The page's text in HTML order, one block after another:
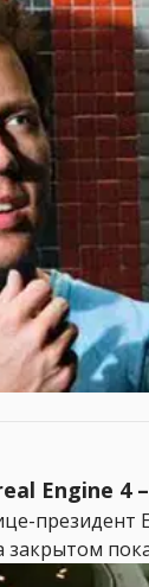
Engine 4
президент